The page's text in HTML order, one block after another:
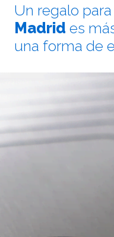
Un regalo
Madrid es
una forma de